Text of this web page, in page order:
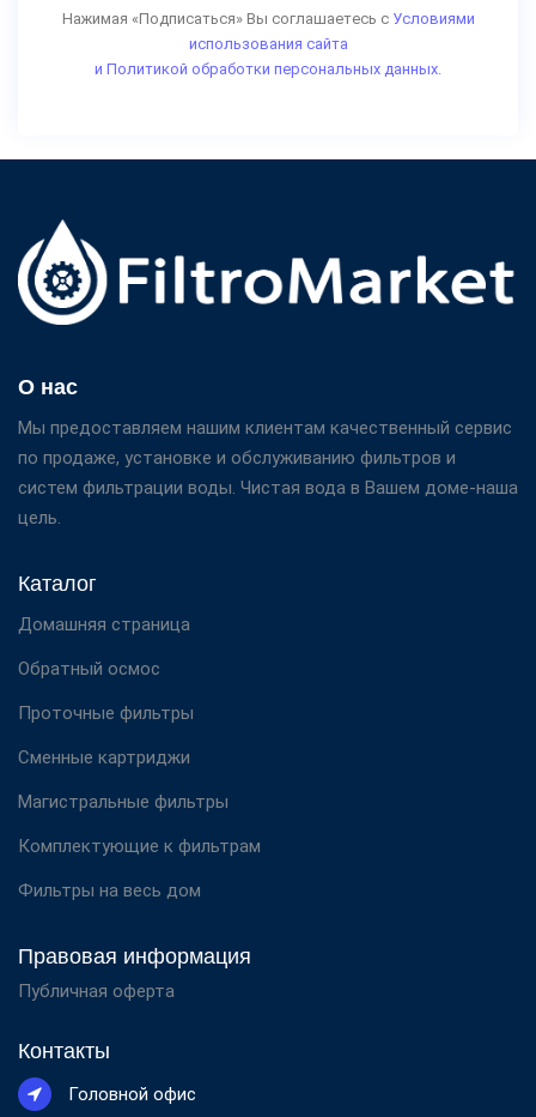
Нажимая «Подписаться» Вы соглашаетесь с Условиями
использования сайта
и Политикой обработки персональных данных.
О нас
Мы предоставляем нашим клиентам качественный сервис
по продаже, установке и обслуживанию фильтров и
систем фильтрации воды. Чистая вода в Вашем доме-наша
цель.
Каталог
Домашняя страница
Обратный осмос
Проточные фильтры
Сменные картриджи
Магистральные фильтры
Комплектующие к фильтрам
Фильтры на весь дом
Правовая информация
Публичная оферта
Контакты
Головной офис